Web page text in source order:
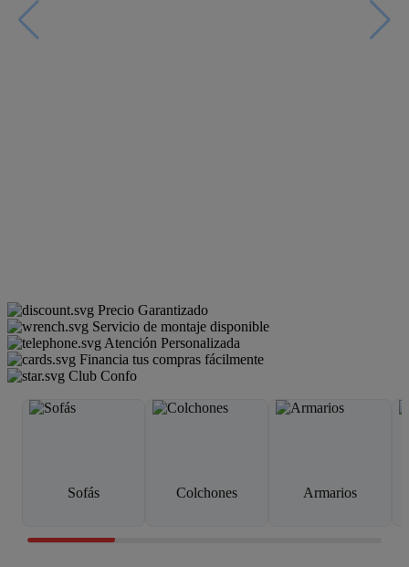
Precio Garantizado
Servicio de montaje disponible
Atención Personalizada
Financia tus compras fácilmente
Club Confo
Sofás Colchones Armarios